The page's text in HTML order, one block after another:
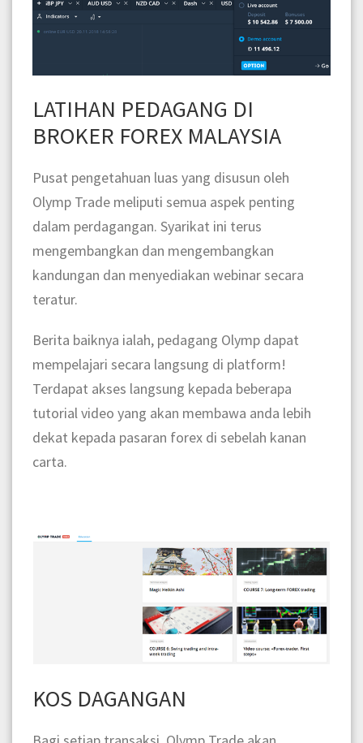
LATIHAN PEDAGANG DI
BROKER FOREX MALAYSIA
Pusat pengetahuan luas yang disusun oleh
Olymp Trade meliputi semua aspek penting
dalam perdagangan. Syarikat ini terus
mengembangkan dan mengembangkan
kandungan dan menyediakan webinar secara
teratur.
Berita baiknya ialah, pedagang Olymp dapat
mempelajari secara langsung di platform!
Terdapat akses langsung kepada beberapa
tutorial video yang akan membawa anda lebih
dekat kepada pasaran forex di sebelah kanan
carta.
KOS DAGANGAN